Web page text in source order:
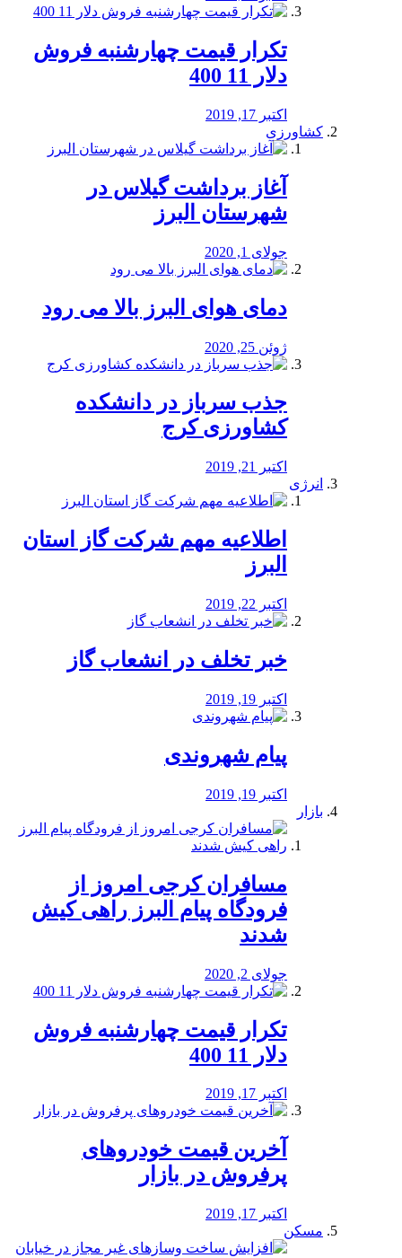
تکرار قیمت چهارشنبه فروش
دلار 11 400
اکتبر 17, 2019
کشاورزی
آغاز برداشت گیلاس در
شهرستان البرز
جولای 1, 2020
دمای هوای البرز بالا می رود
ژوئن 25, 2020
جذب سرباز در دانشکده
کشاورزی کرج
اکتبر 21, 2019
انرژی
️اطلاعیه مهم شرکت گاز استان
البرز
اکتبر 22, 2019
خبر تخلف در انشعاب گاز
اکتبر 19, 2019
پیام شهروندی
اکتبر 19, 2019
بازار
مسافران کرجی امروز از
فرودگاه پیام البرز راهی کیش
شدند
جولای 2, 2020
تکرار قیمت چهارشنبه فروش
دلار 11 400
اکتبر 17, 2019
آخرین قیمت خودرو‌های
پرفروش در بازار
اکتبر 17, 2019
مسکن